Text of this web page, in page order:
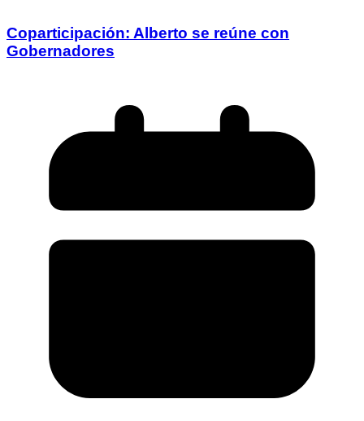
Coparticipación: Alberto se reúne con
Gobernadores